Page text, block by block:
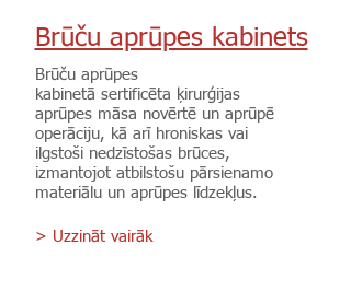
Brūču aprūpes kabinets
Brūču aprūpes
kabinetā sertificēta ķirurģijas
aprūpes māsa novērtē un aprūpē
operāciju, kā arī hroniskas vai
ilgstoši nedzīstošas brūces,
izmantojot atbilstošu pārsienamo
materiālu un aprūpes līdzekļus.
> Uzzināt vairāk